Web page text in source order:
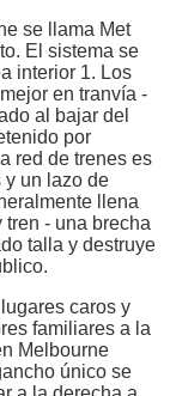
se llama Met
El sistema se
interior 1. Los
en tranvía -
al bajar del
por
red de trenes es
y un lazo de
llena
tren - una brecha
talla y destruye
caros y
familiares a la
Melbourne
único se